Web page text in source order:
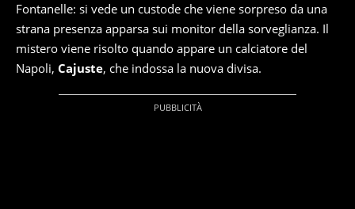
Fontanelle: si vede un custode che viene sorpreso da una
strana presenza apparsa sui monitor della sorveglianza. Il
mistero viene risolto quando appare un calciatore del
Napoli, Cajuste, che indossa la nuova divisa.